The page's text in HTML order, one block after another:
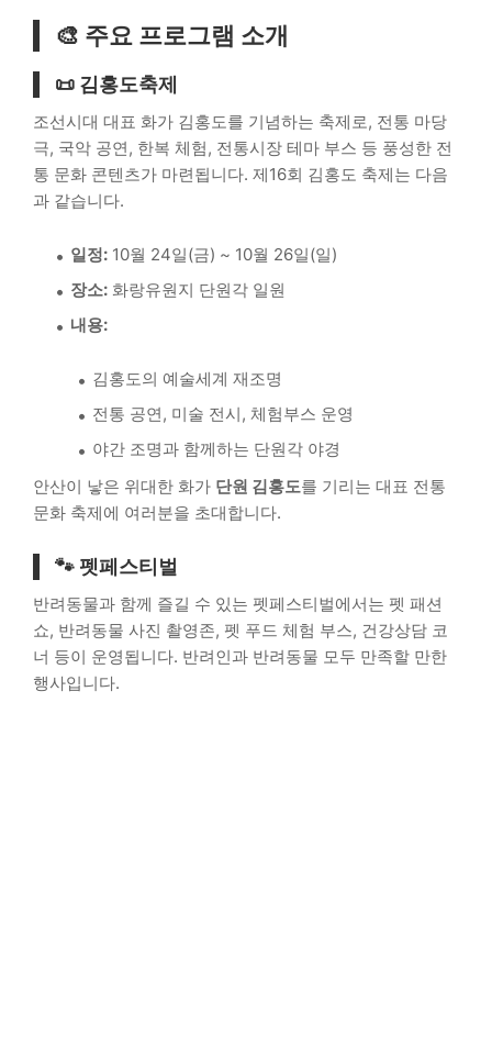
🎨 주요 프로그램 소개
📜 김홍도축제
조선시대 대표 화가 김홍도를 기념하는 축제로, 전통 마당
극, 국악 공연, 한복 체험, 전통시장 테마 부스 등 풍성한 전
통 문화 콘텐츠가 마련됩니다. 제16회 김홍도 축제는 다음
과 같습니다.
일정: 10월 24일(금) ~ 10월 26일(일)
장소: 화랑유원지 단원각 일원
내용:
김홍도의 예술세계 재조명
전통 공연, 미술 전시, 체험부스 운영
야간 조명과 함께하는 단원각 야경
안산이 낳은 위대한 화가 단원 김홍도를 기리는 대표 전통
문화 축제에 여러분을 초대합니다.
🐾 펫페스티벌
반려동물과 함께 즐길 수 있는 펫페스티벌에서는 펫 패션
쇼, 반려동물 사진 촬영존, 펫 푸드 체험 부스, 건강상담 코
너 등이 운영됩니다. 반려인과 반려동물 모두 만족할 만한
행사입니다.